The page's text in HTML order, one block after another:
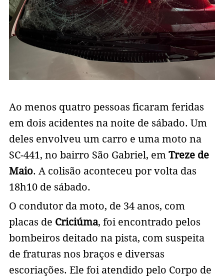
Ao menos quatro pessoas ficaram feridas
em dois acidentes na noite de sábado. Um
deles envolveu um carro e uma moto na
SC-441, no bairro São Gabriel, em Treze de
Maio. A colisão aconteceu por volta das
18h10 de sábado.
O condutor da moto, de 34 anos, com
placas de Criciúma, foi encontrado pelos
bombeiros deitado na pista, com suspeita
de fraturas nos braços e diversas
escoriações. Ele foi atendido pelo Corpo de